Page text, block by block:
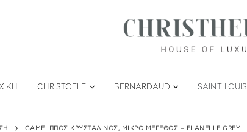
CHRISTOFLE BERNARDAUD SAINT LOUIS
GAME ΊΠΠΟΣ ΚΡΥΣΤΆΛΙΝΟΣ, ΜΙΚΡΌ ΜΈΓΕΘΟΣ – FLANELLE GREY